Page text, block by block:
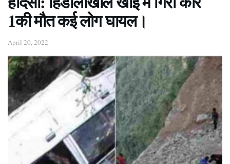
1की मौत कई लोग घायल।
April 20, 2022